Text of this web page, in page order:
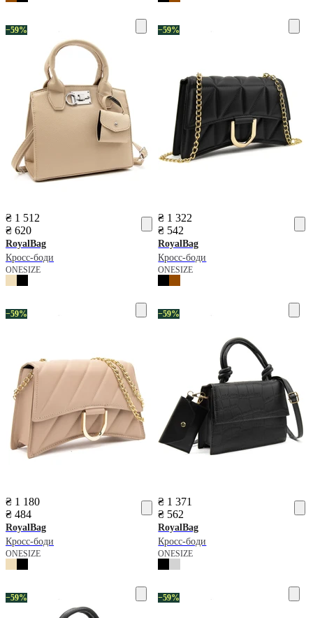
−59%
₴ 1 512
₴ 620
RoyalBag
Кросс-боди
ONESIZE
−59%
₴ 1 322
₴ 542
RoyalBag
Кросс-боди
ONESIZE
−59%
₴ 1 180
₴ 484
RoyalBag
Кросс-боди
ONESIZE
−59%
₴ 1 371
₴ 562
RoyalBag
Кросс-боди
ONESIZE
−59% −59%